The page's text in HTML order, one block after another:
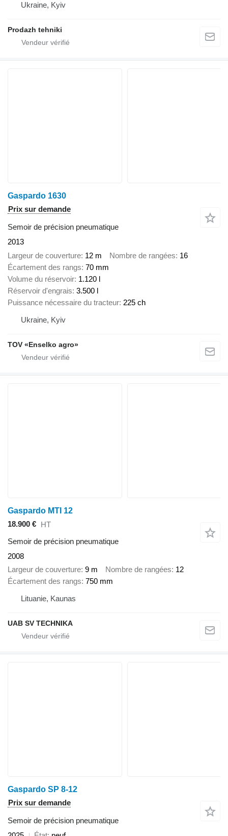
Ukraine, Kyiv
Prodazh tehniki
Gaspardo 1630
Prix sur demande
Semoir de précision pneumatique
2013
Largeur de couverture 12 m Nombre de rangées 16
Écartement des rangs 70 mm
Volume du réservoir 1.120 l
Réservoir d'engrais 3.500 l
Puissance nécessaire du tracteur 225 ch
Ukraine, Kyiv
TOV «Enselko agro»
Gaspardo MTI 12
18.900 € HT
Semoir de précision pneumatique
2008
Largeur de couverture 9 m Nombre de rangées 12
Écartement des rangs 750 mm
Lituanie, Kaunas
UAB SV TECHNIKA
Gaspardo SP 8-12
Prix sur demande
Semoir de précision pneumatique